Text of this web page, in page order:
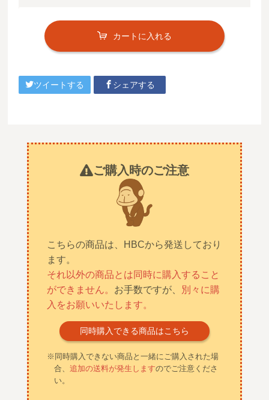
カートに入れる
ツイートする シェアする
ご購入時のご注意
こちらの商品は、HBCから発送しており
ます。
それ以外の商品とは同時に購入すること
ができません。 お手数ですが、
別々に購
入をお願いいたします。
同時購入できる商品はこちら
※同時購入できない商品と一緒にご購入された場
合、追加の送料が発生しますのでご注意くださ
い。